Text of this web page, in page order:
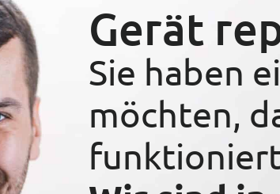
Gerät
Sie haben
möchten,